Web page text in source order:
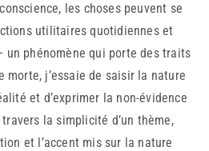
les choses peuvent se
utilitaires quotidiennes et
un phénomène qui porte des traits
morte, j’essaie de saisir la nature
et d’exprimer la non-évidence
la simplicité d’un thème,
et l’accent mis sur la nature